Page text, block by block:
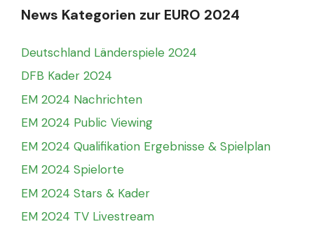
News Kategorien zur EURO 2024
Deutschland Länderspiele 2024
DFB Kader 2024
EM 2024 Nachrichten
EM 2024 Public Viewing
EM 2024 Qualifikation Ergebnisse & Spielplan
EM 2024 Spielorte
EM 2024 Stars & Kader
EM 2024 TV Livestream